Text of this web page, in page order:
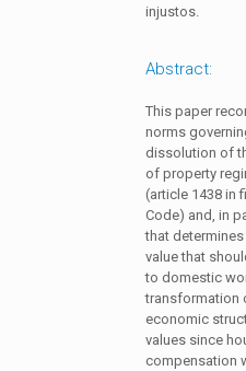
injustos.
Abstract:
This paper
norms
dissolution of
of property
(article 1438 in
Code) and, in
that
value that
to domestic
transformation
economic
values since
compensation